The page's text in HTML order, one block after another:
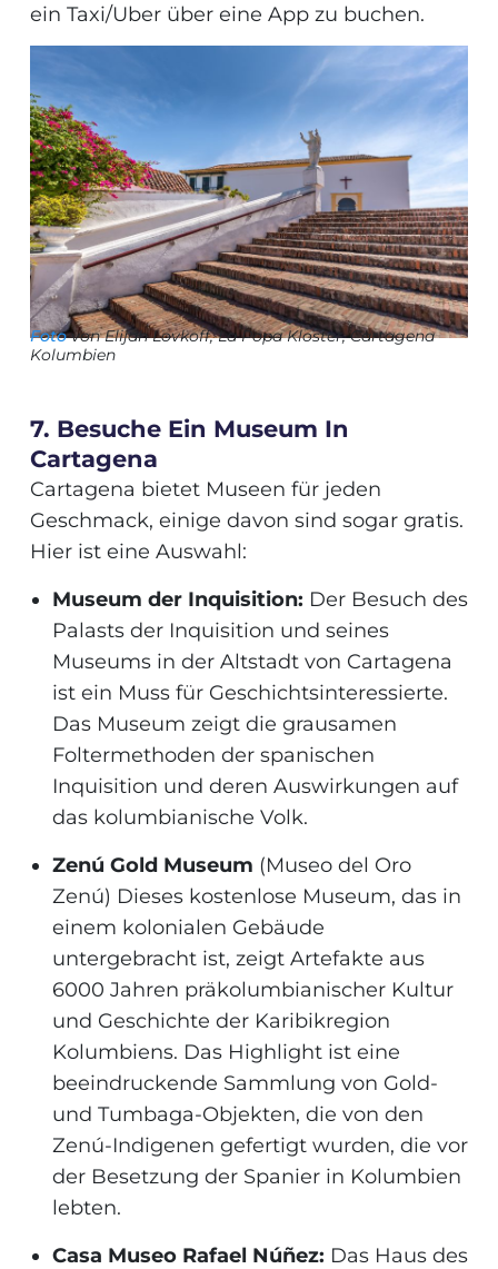
ein Taxi/Uber über eine App zu buchen.
Fotovon Elijah Lovkoff, La Popa Kloster, Cartagena
Kolumbien
7. Besuche Ein Museum In
Cartagena
Cartagena bietet Museen für jeden
Geschmack, einige davon sind sogar gratis.
Hier ist eine Auswahl:
Museum der Inquisition: Der Besuch des
Palasts der Inquisition und seines
Museums in der Altstadt von Cartagena
ist ein Muss für Geschichtsinteressierte.
Das Museum zeigt die grausamen
Foltermethoden der spanischen
Inquisition und deren Auswirkungen auf
das kolumbianische Volk.
Zenú Gold Museum (Museo del Oro
Zenú) Dieses kostenlose Museum, das in
einem kolonialen Gebäude
untergebracht ist, zeigt Artefakte aus
6000 Jahren präkolumbianischer Kultur
und Geschichte der Karibikregion
Kolumbiens. Das Highlight ist eine
beeindruckende Sammlung von Gold-
und Tumbaga-Objekten, die von den
Zenú-Indigenen gefertigt wurden, die vor
der Besetzung der Spanier in Kolumbien
lebten.
Casa Museo Rafael Núñez: Das Haus des